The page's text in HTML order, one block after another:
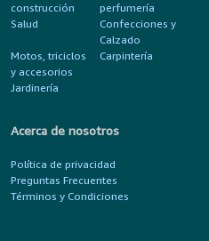
construcción
perfumería
Salud
Confecciones y
Calzado
Motos, triciclos
y accesorios
Carpintería
Jardinería
Acerca de nosotros
Política de privacidad
Preguntas Frecuentes
Términos y Condiciones